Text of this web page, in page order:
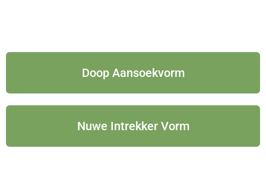
Doop Aansoekvorm
Nuwe Intrekker Vorm